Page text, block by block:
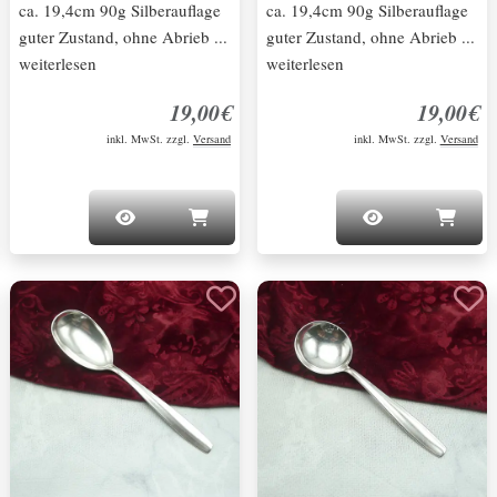
ca. 19,4cm 90g Silberauflage
guter Zustand, ohne Abrieb ...
weiterlesen
19,00€
inkl. MwSt. zzgl. Versand
ca. 19,4cm 90g Silberauflage
guter Zustand, ohne Abrieb ...
weiterlesen
19,00€
inkl. MwSt. zzgl. Versand